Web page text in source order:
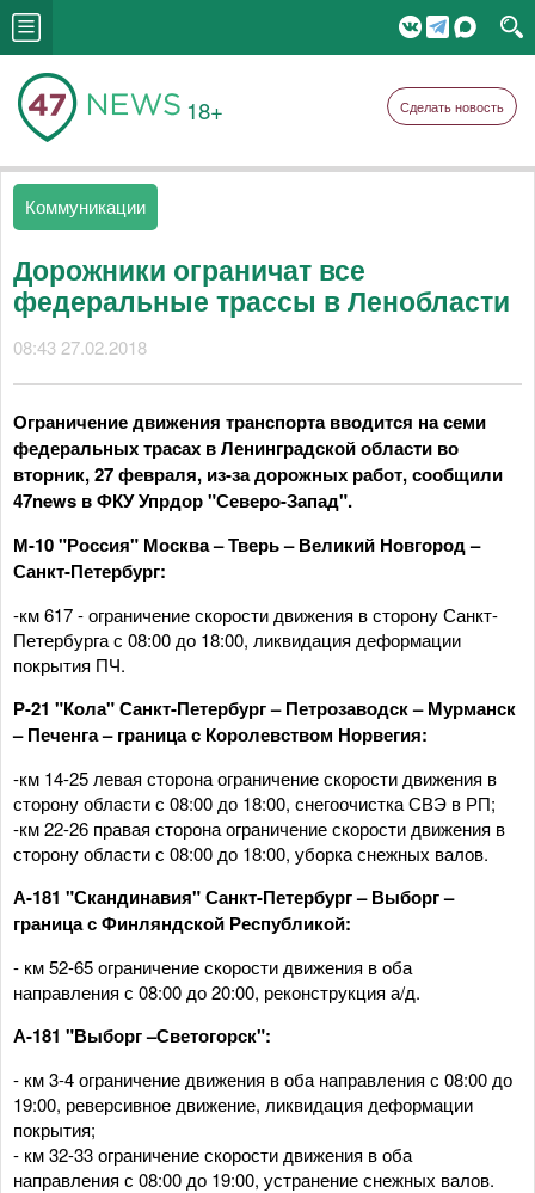
18+ Сделать новость
Коммуникации
Дорожники ограничат все
федеральные трассы в Ленобласти
08:43 27.02.2018
Ограничение движения транспорта вводится на семи
федеральных трасах в Ленинградской области во
вторник, 27 февраля, из-за дорожных работ, сообщили
47news в ФКУ Упрдор "Северо-Запад".
М-10 "Россия" Москва – Тверь – Великий Новгород –
Санкт-Петербург:
-км 617 - ограничение скорости движения в сторону Санкт-
Петербурга с 08:00 до 18:00, ликвидация деформации
покрытия ПЧ.
Р-21 "Кола" Санкт-Петербург – Петрозаводск – Мурманск
– Печенга – граница с Королевством Норвегия:
-км 14-25 левая сторона ограничение скорости движения в
сторону области с 08:00 до 18:00, снегоочистка СВЭ в РП;
-км 22-26 правая сторона ограничение скорости движения в
сторону области с 08:00 до 18:00, уборка снежных валов.
А-181 "Скандинавия" Санкт-Петербург – Выборг –
граница с Финляндской Республикой:
- км 52-65 ограничение скорости движения в оба
направления с 08:00 до 20:00, реконструкция а/д.
А-181 "Выборг –Светогорск":
- км 3-4 ограничение движения в оба направления с 08:00 до
19:00, реверсивное движение, ликвидация деформации
покрытия;
- км 32-33 ограничение скорости движения в оба
направления с 08:00 до 19:00, устранение снежных валов.